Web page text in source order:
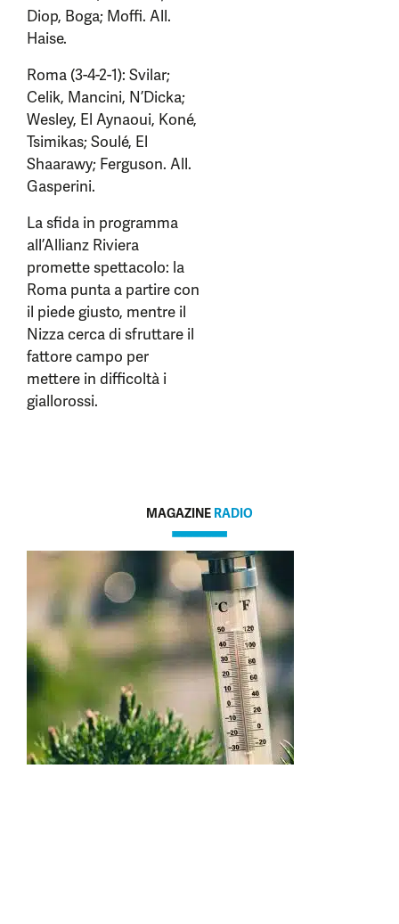
Diop, Boga; Moffi. All.
Haise.
Roma (3-4-2-1): Svilar;
Celik, Mancini, N’Dicka;
Wesley, El Aynaoui, Koné,
Tsimikas; Soulé, El
Shaarawy; Ferguson. All.
Gasperini.
La sfida in programma
all’Allianz Riviera
promette spettacolo: la
Roma punta a partire con
il piede giusto, mentre il
Nizza cerca di sfruttare il
fattore campo per
mettere in difficoltà i
giallorossi.
MAGAZINE RADIO